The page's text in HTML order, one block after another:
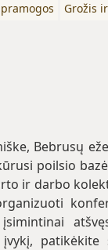
Grožis
Bebrusų
poilsio bazė
ir darbo
patikėkite